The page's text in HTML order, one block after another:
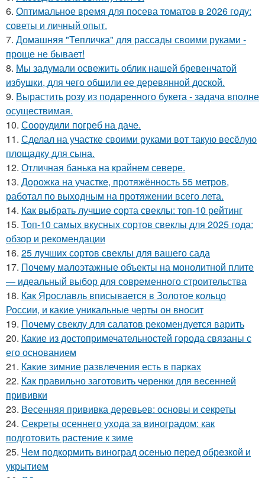
6. Оптимальное время для посева томатов в 2026 году:
советы и личный опыт.
7. Домашняя "Тепличка" для рассады своими руками -
проще не бывает!
8. Мы задумали освежить облик нашей бревенчатой
избушки, для чего обшили ее деревянной доской.
9. Вырастить розу из подаренного букета - задача вполне
осуществимая.
10. Соорудили погреб на даче.
11. Сделал на участке своими руками вот такую весёлую
площадку для сына.
12. Отличная банька на крайнем севере.
13. Дорожка на участке, протяжённость 55 метров,
работал по выходным на протяжении всего лета.
14. Как выбрать лучшие сорта свеклы: топ-10 рейтинг
15. Топ-10 самых вкусных сортов свеклы для 2025 года:
обзор и рекомендации
16. 25 лучших сортов свеклы для вашего сада
17. Почему малоэтажные объекты на монолитной плите
— идеальный выбор для современного строительства
18. Как Ярославль вписывается в Золотое кольцо
России, и какие уникальные черты он вносит
19. Почему свеклу для салатов рекомендуется варить
20. Какие из достопримечательностей города связаны с
его основанием
21. Какие зимние развлечения есть в парках
22. Как правильно заготовить черенки для весенней
прививки
23. Весенняя прививка деревьев: основы и секреты
24. Секреты осеннего ухода за виноградом: как
подготовить растение к зиме
25. Чем подкормить виноград осенью перед обрезкой и
укрытием